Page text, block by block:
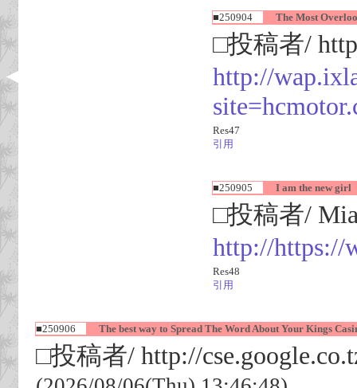
■250904 The Most
□投稿者/
http://
Res47
引用
■250905 I am the new girl
□投稿者/
http://https://
Res48
引用
■250906 The best way to Spread The Word About Your Kings
□投稿者/ http://